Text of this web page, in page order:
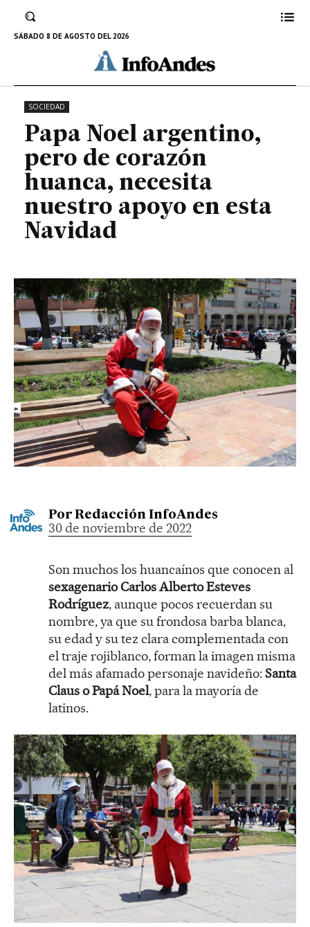
SÁBADO 8 DE AGOSTO DEL 2026
corazón huanca, necesita nuestro
apoyo en esta Navidad
30 DE NOVIEMBRE DE 2022
SOCIEDAD
Papa Noel argentino,
pero de corazón
huanca, necesita
nuestro apoyo en esta
Navidad
Por Redacción InfoAndes
30 de noviembre de 2022
Son muchos los huancaínos que conocen al
sexagenario Carlos Alberto Esteves
Rodríguez, aunque pocos recuerdan su
nombre, ya que su frondosa barba blanca,
su edad y su tez clara complementada con
el traje rojiblanco, forman la imagen misma
del más afamado personaje navideño:Santa
Claus o Papá Noel, para la mayoría de
latinos.